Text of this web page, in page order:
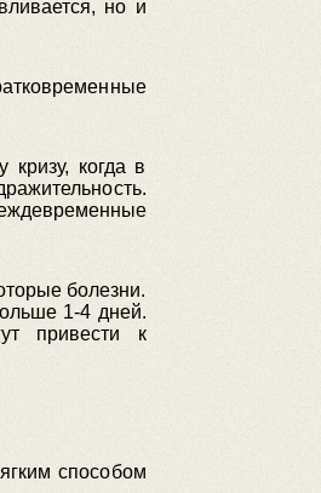
но и
когда в
болезни.
1-4 дней.
привести к
способом